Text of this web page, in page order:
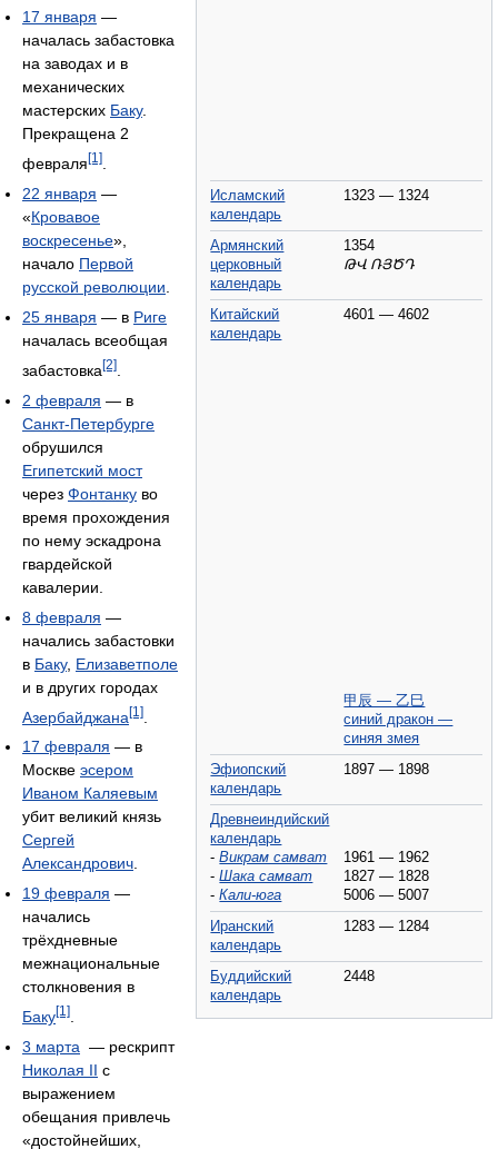
Исламский
календарь
1323 — 1324
Армянский
церковный
календарь
1354
ԹՎ ՌՅԾԴ
Китайский
календарь
4601 — 4602
甲辰 — 乙巳
синий дракон —
синяя змея
Эфиопский
календарь
1897 — 1898
Древнеиндийский
календарь
-Викрам самват
1961 — 1962
-Шака самват
1827 — 1828
-Кали-юга
5006 — 5007
Иранский
календарь
1283 — 1284
Буддийский
календарь
2448
17 января —
началась забастовка
на заводах и в
механических
мастерских Баку.
Прекращена 2
февраля [1]
22 января —
«Кровавое
воскресенье»,
начало Первой
русской революции
25 января — в Риге
началась всеобщая
забастовка[2]
2 февраля — в
Санкт-Петербурге
обрушился
Египетский мост
через Фонтанку во
время прохождения
по нему эскадрона
гвардейской
кавалерии.
8 февраля —
начались забастовки
в Баку, Елизаветполе
и в других городах
Азербайджана[1]
17 февраля — в
Москве эсером
Иваном Каляевым
убит великий князь
Сергей
Александрович.
19 февраля —
начались
трёхдневные
межнациональные
столкновения в
Баку[1]
3 марта — рескрипт
Николая II с
выражением
обещания привлечь
«достойнейших,